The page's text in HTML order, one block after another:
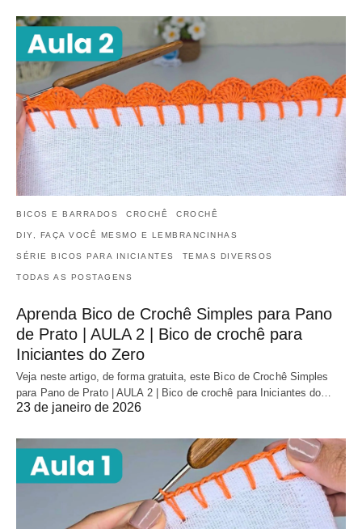
BICOS E BARRADOS CROCHÊ CROCHÊ
DIY, FAÇA VOCÊ MESMO E LEMBRANCINHAS
SÉRIE BICOS PARA INICIANTES TEMAS DIVERSOS
TODAS AS POSTAGENS
Aprenda Bico de Crochê Simples para Pano
de Prato | AULA 2 | Bico de crochê para
Iniciantes do Zero
Veja neste artigo, de forma gratuita, este Bico de Crochê Simples
para Pano de Prato | AULA 2 | Bico de crochê para Iniciantes do…
23 de janeiro de 2026